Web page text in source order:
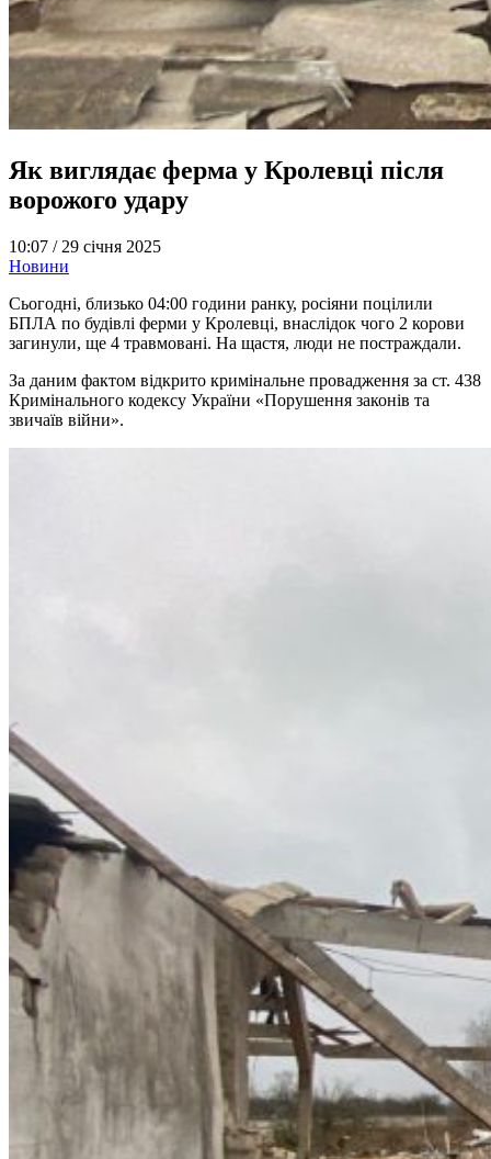
Як виглядає ферма у Кролевці після
ворожого удару
10:07 / 29 січня 2025
Новини
Сьогодні, близько 04:00 години ранку, росіяни поцілили
БПЛА по будівлі ферми у Кролевці, внаслідок чого 2 корови
загинули, ще 4 травмовані. На щастя, люди не постраждали.
За даним фактом відкрито кримінальне провадження за ст. 438
Кримінального кодексу України «Порушення законів та
звичаїв війни».